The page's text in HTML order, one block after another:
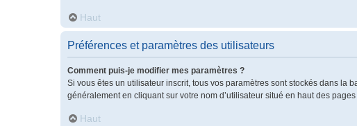
Haut
Préférences et paramètres des utilisateurs
Comment puis-je modifier mes paramètres ?
Si vous êtes un utilisateur inscrit, tous vos paramètres sont stockés dans la
généralement en cliquant sur votre nom d’utilisateur situé en haut des
Haut